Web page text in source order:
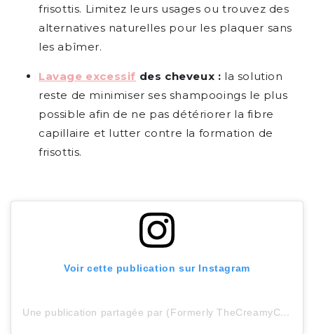
frisottis. Limitez leurs usages ou trouvez des
alternatives naturelles pour les plaquer sans
les abîmer.
Lavage excessif des cheveux : la solution
reste de minimiser ses shampooings le plus
possible afin de ne pas détériorer la fibre
capillaire et lutter contre la formation de
frisottis.
Voir cette publication sur Instagram
Une publication partagée par (Formerly TheCreamyCrackRehab) (@beulahdavina)